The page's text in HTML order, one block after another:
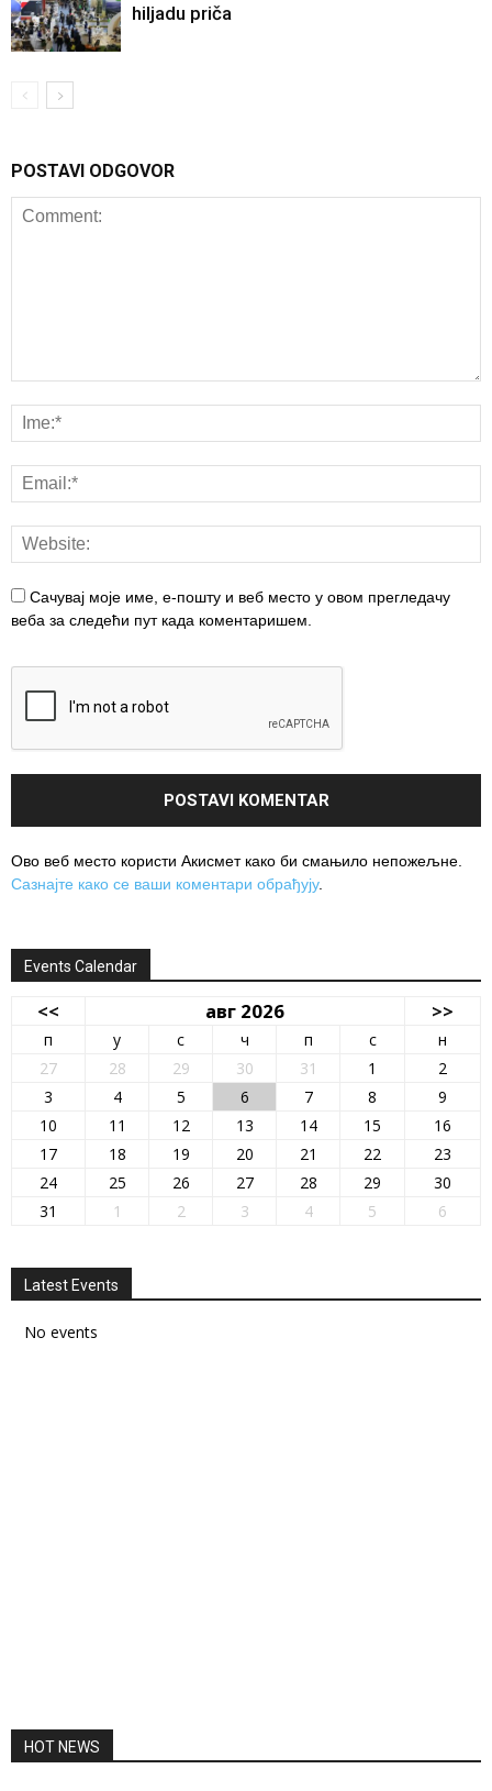
hiljadu priča
POSTAVI ODGOVOR
Сачувај моје име, е-пошту и веб место у овом прегледачу
веба за следећи пут када коментаришем.
Ово веб место користи Акисмет како би смањило непожељне.
Сазнајте како се ваши коментари обрађују.
Events Calendar
<< авг 2026 >>
п у с ч п с
н
27
28 29 30 31 1
2
3
4 5 6 7 8
9
10
11 12 13 14 15
16
17
18 19 20 21 22
23
24
25 26 27 28 29
30
31
1 2 3 4 5 6
Latest Events
No events
HOT NEWS